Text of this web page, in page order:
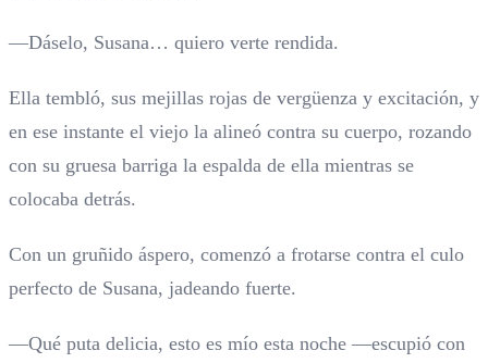
—Dáselo, Susana… quiero verte rendida.
Ella tembló, sus mejillas rojas de vergüenza y excitación, y
en ese instante el viejo la alineó contra su cuerpo, rozando
con su gruesa barriga la espalda de ella mientras se
colocaba detrás.
Con un gruñido áspero, comenzó a frotarse contra el culo
perfecto de Susana, jadeando fuerte.
—Qué puta delicia, esto es mío esta noche —escupió con